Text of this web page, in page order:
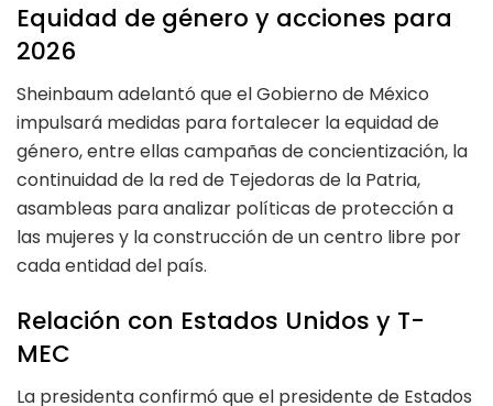
Equidad de género y acciones para
2026
Sheinbaum adelantó que el Gobierno de México
impulsará medidas para fortalecer la equidad de
género, entre ellas campañas de concientización, la
continuidad de la red de Tejedoras de la Patria,
asambleas para analizar políticas de protección a
las mujeres y la construcción de un centro libre por
cada entidad del país.
Relación con Estados Unidos y T-
MEC
La presidenta confirmó que el presidente de Estados